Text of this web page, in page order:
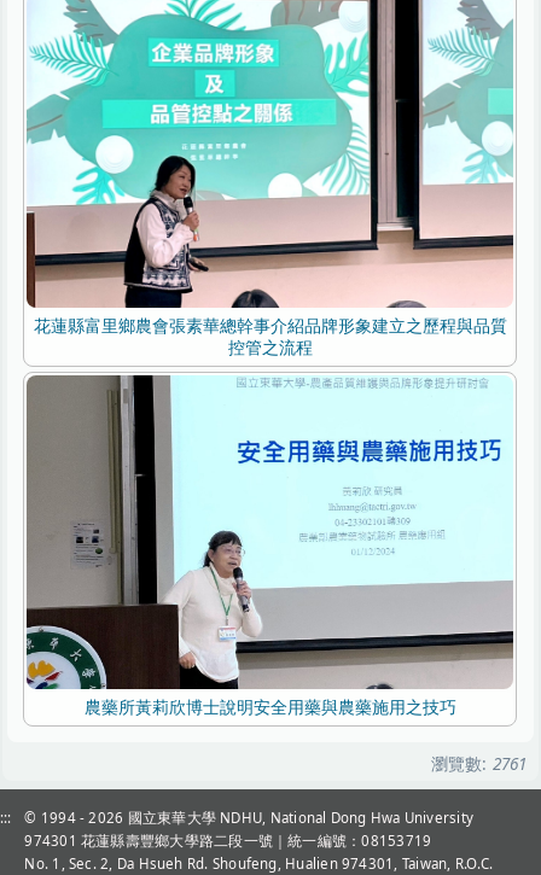
花蓮縣富里鄉農會張素華總幹事介紹品牌形象建立之歷程與品質
控管之流程
農藥所黃莉欣博士說明安全用藥與農藥施用之技巧
瀏覽數: 2761
::: © 1994 - 2026 國立東華大學 NDHU, National Dong Hwa University
974301 花蓮縣壽豐鄉大學路二段一號｜統一編號：08153719
No. 1, Sec. 2, Da Hsueh Rd. Shoufeng, Hualien 974301, Taiwan, R.O.C.